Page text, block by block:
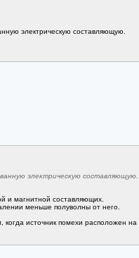
электрическую составляющую.
электрическую составляющую.
и магнитной составляющих.
меньше полуволны от него.
источник помехи расположен